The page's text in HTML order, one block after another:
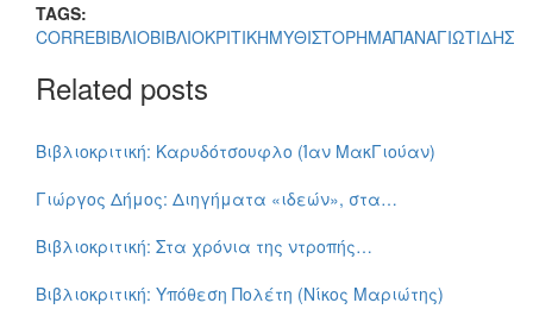
TAGS:
CORREΒΙΒΛΙΟΒΙΒΛΙΟΚΡΙΤΙΚΗΜΥΘΙΣΤΟΡΗΜΑΠΑΝΑΓΙΩΤΙΔΗΣ
Related posts
Βιβλιοκριτική: Καρυδότσουφλο (Ίαν ΜακΓιούαν)
Γιώργος Δήμος: Διηγήματα «ιδεών», στα…
Βιβλιοκριτική: Στα χρόνια της ντροπής…
Βιβλιοκριτική: Υπόθεση Πολέτη (Νίκος Μαριώτης)